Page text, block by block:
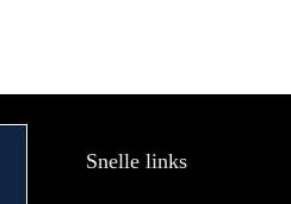
Snelle links